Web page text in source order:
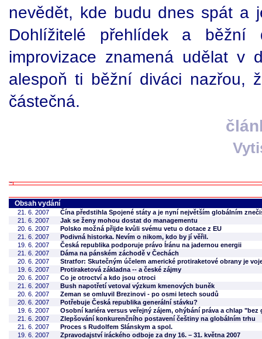
nevědět, kde budu dnes spát a
Dohlížitelé přehlídek a
improvizace znamená udělat v
alespoň ti běžní diváci nazřou,
částečná.
Obsah vydání
21. 6. 2007
Čína předstihla Spojené státy a je nyní největším globálním
21. 6. 2007
Jak se ženy mohou dostat do managementu
20. 6. 2007
Polsko možná přijde kvůli svému vetu o dotace z EU
21. 6. 2007
Podivná historka. Nevím o nikom, kdo by jí věřil.
19. 6. 2007
Česká republika podporuje právo Íránu na jadernou energii
21. 6. 2007
Dáma na pánském záchodě v Čechách
20. 6. 2007
Stratfor: Skutečným účelem americké protiraketové obrany je
19. 6. 2007
Protiraketová základna -- a české zájmy
20. 6. 2007
Co je otroctví a kdo jsou otroci
21. 6. 2007
Bush napotřetí vetoval výzkum kmenových buněk
20. 6. 2007
Zeman se omluvil Brezinovi - po osmi letech soudů
20. 6. 2007
Potřebuje Česká republika generální stávku?
19. 6. 2007
Osobní kariéra versus veřejný zájem, ohýbání práva a chlap "bez
21. 6. 2007
Zlepšování konkurenčního postavení češtiny na globálním trhu
21. 6. 2007
Proces s Rudolfem Slánskym a spol.
19. 6. 2007
Zpravodajství iráckého odboje za dny 16. – 31. května 2007